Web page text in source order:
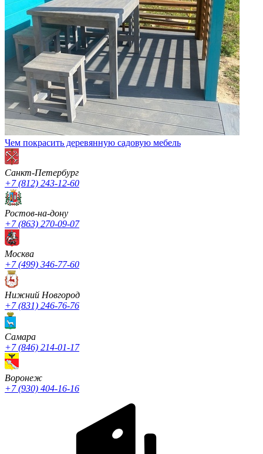
Чем покрасить деревянную садовую мебель
Санкт-Петербург
+7 (812) 243-12-60
Ростов-на-дону
+7 (863) 270-09-07
Москва
+7 (499) 346-77-60
Нижний Новгород
+7 (831) 246-76-76
Cамара
+7 (846) 214-01-17
Воронеж
+7 (930) 404-16-16